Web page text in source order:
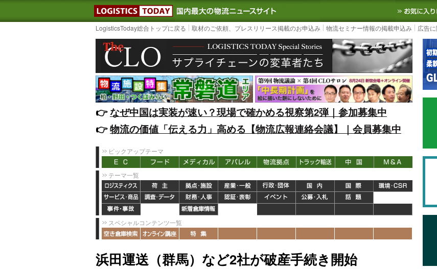
LOGISTICS TODAY｜国内最大の物流ニュースサイト3PL, SCMなど国内外の最新
LogisticsToday総合トップに戻る 取材のご依頼、プレスリリース掲載のお申込み 物流セミナー情報の掲載申込み 広告
👉️なぜ中国は実装が速い？現場で確かめる視察第2弾｜参加募集中
👉️物流の価値「伝える力」高める【物流広報連絡会議】｜会員募集中
ピックアップテーマ
テーマ一覧
スペシャルコンテンツ一覧
浜田運送（群馬）など2社が破産手続き開始